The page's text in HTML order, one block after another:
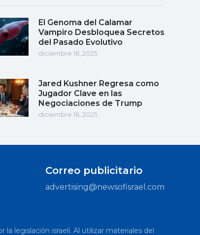
El Genoma del Calamar
Vampiro Desbloquea Secretos
del Pasado Evolutivo
diciembre 16, 2025
Jared Kushner Regresa como
Jugador Clave en las
Negociaciones de Trump
diciembre 16, 2025
Correo publicitario
advertising@newsofisrael.com
legislación israelí. Al utilizar materiales del